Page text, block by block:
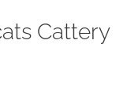
Cattery